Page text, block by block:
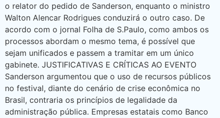
o relator do pedido de Sanderson, enquanto o ministro
Walton Alencar Rodrigues conduzirá o outro caso. De
acordo com o jornal Folha de S.Paulo, como ambos os
processos abordam o mesmo tema, é possível que
sejam unificados e passem a tramitar em um único
gabinete. JUSTIFICATIVAS E CRÍTICAS AO EVENTO
Sanderson argumentou que o uso de recursos públicos
no festival, diante do cenário de crise econômica no
Brasil, contraria os princípios de legalidade da
administração pública. Empresas estatais como Banco